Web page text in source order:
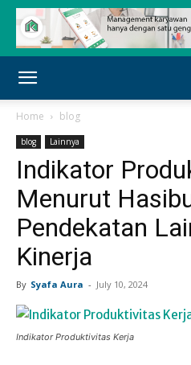
Home blog
blog Lainnya
Indikator
Menurut
Pendekatan
Kinerja
By Syafa Aura - July 10, 2024
Indikator Produktivitas Kerja